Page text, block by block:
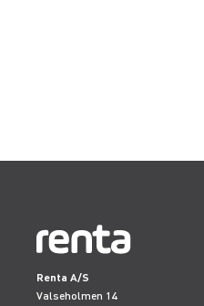
Renta A/S
Valseholmen 14